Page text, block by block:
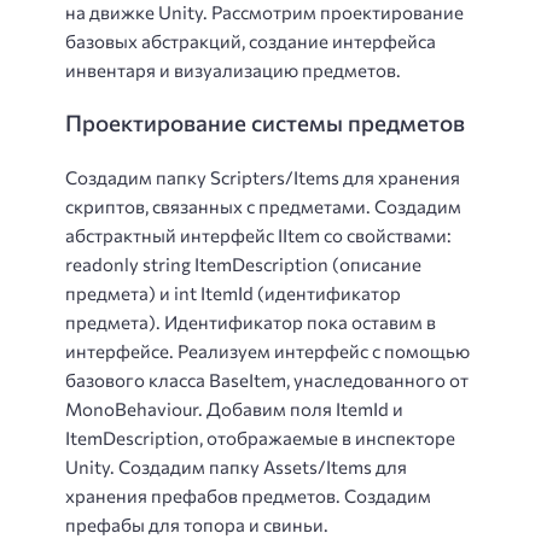
на движке Unity. Рассмотрим проектирование
базовых абстракций, создание интерфейса
инвентаря и визуализацию предметов.
Проектирование системы предметов
Создадим папку Scripters/Items для хранения
скриптов, связанных с предметами. Создадим
абстрактный интерфейс IItem со свойствами:
readonly string ItemDescription (описание
предмета) и int ItemId (идентификатор
предмета). Идентификатор пока оставим в
интерфейсе. Реализуем интерфейс с помощью
базового класса BaseItem, унаследованного от
MonoBehaviour. Добавим поля ItemId и
ItemDescription, отображаемые в инспекторе
Unity. Создадим папку Assets/Items для
хранения префабов предметов. Создадим
префабы для топора и свиньи.